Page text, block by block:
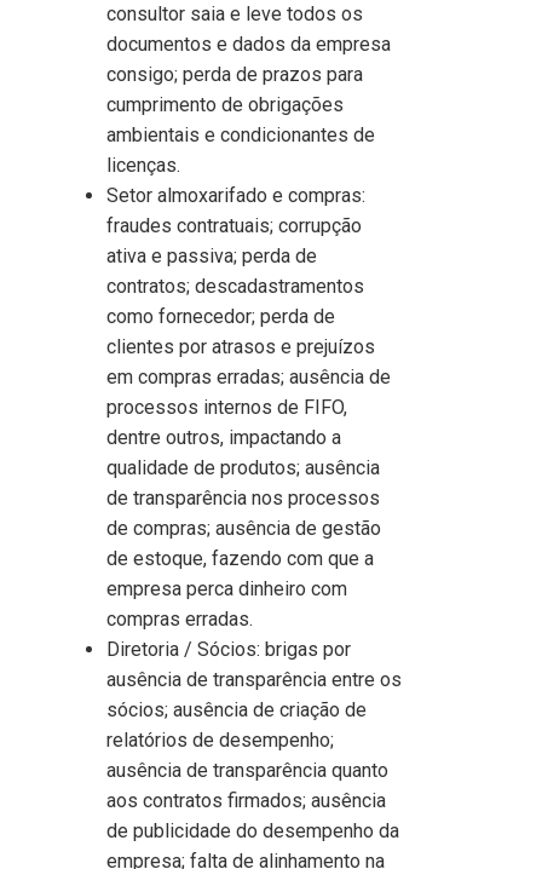
consultor saia e leve todos os
documentos e dados da empresa
consigo; perda de prazos para
cumprimento de obrigações
ambientais e condicionantes de
licenças.
Setor almoxarifado e compras:
fraudes contratuais; corrupção
ativa e passiva; perda de
contratos; descadastramentos
como fornecedor; perda de
clientes por atrasos e prejuízos
em compras erradas; ausência de
processos internos de FIFO,
dentre outros, impactando a
qualidade de produtos; ausência
de transparência nos processos
de compras; ausência de gestão
de estoque, fazendo com que a
empresa perca dinheiro com
compras erradas.
Diretoria / Sócios: brigas por
ausência de transparência entre os
sócios; ausência de criação de
relatórios de desempenho;
ausência de transparência quanto
aos contratos firmados; ausência
de publicidade do desempenho da
empresa; falta de alinhamento na